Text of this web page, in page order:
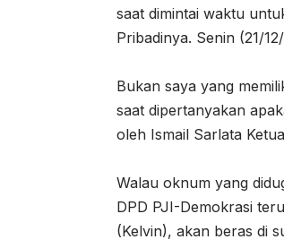
saat dimintai waktu
Pribadinya. Senin (21/
Bukan saya yang
saat dipertanyakan
oleh Ismail Sarlata
Walau oknum yang
DPD PJI-Demokrasi
(Kelvin), akan beras di